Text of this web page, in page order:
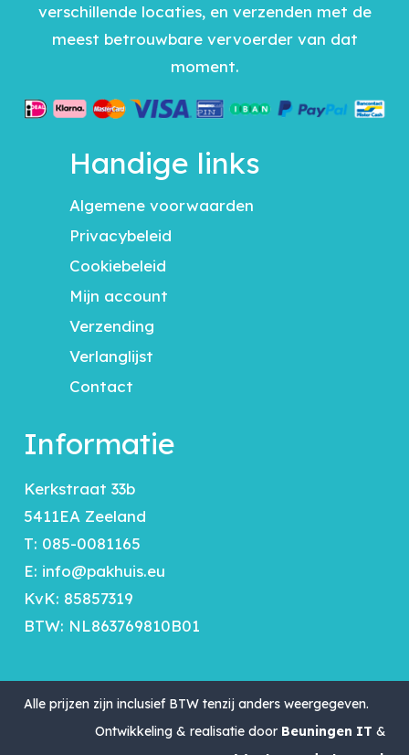
verschillende locaties, en verzenden met de
meest betrouwbare vervoerder van dat
moment.
Handige links
Algemene voorwaarden
Privacybeleid
Cookiebeleid
Mijn account
Verzending
Verlanglijst
Contact
Informatie
Kerkstraat 33b
5411EA Zeeland
T: 085-0081165
E: info@pakhuis.eu
KvK: 85857319
BTW: NL863769810B01
Alle prijzen zijn inclusief BTW tenzij anders weergegeven.
Ontwikkeling & realisatie door Beuningen IT &